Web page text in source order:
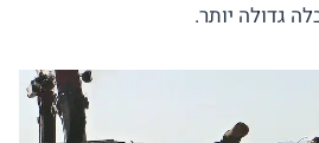
גדולה יותר.